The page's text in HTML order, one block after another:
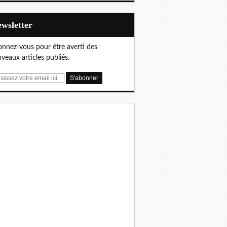
vous pour être averti des
articles publiés.